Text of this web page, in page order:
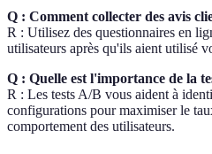
Q : Comment collecter des avis
R : Utilisez des questionnaires en
utilisateurs après qu'ils aient utilisé
Q : Quelle est l'importance de la
R : Les tests A/B vous aident à
configurations pour maximiser le
comportement des utilisateurs.